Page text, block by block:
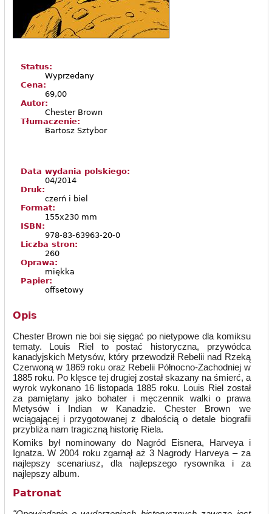
Status:
Wyprzedany
Cena:
69,00
Autor:
Chester Brown
Tłumaczenie:
Bartosz Sztybor
Data wydania polskiego:
04/2014
Druk:
czerń i biel
Format:
155x230 mm
ISBN:
978-83-63963-20-0
Liczba stron:
260
Oprawa:
miękka
Papier:
offsetowy
Opis
Chester Brown nie boi się sięgać po nietypowe dla komiksu
tematy. Louis Riel to postać historyczna, przywódca
kanadyjskich Metysów, który przewodził Rebelii nad Rzeką
Czerwoną w 1869 roku oraz Rebelii Północno-Zachodniej w
1885 roku. Po klęsce tej drugiej został skazany na śmierć, a
wyrok wykonano 16 listopada 1885 roku. Louis Riel został
za pamiętany jako bohater i męczennik walki o prawa
Metysów i Indian w Kanadzie. Chester Brown we
wciągającej i przygotowanej z dbałością o detale biografii
przybliża nam tragiczną historię Riela.
Komiks był nominowany do Nagród Eisnera, Harveya i
Ignatza. W 2004 roku zgarnął aż 3 Nagrody Harveya – za
najlepszy scenariusz, dla najlepszego rysownika i za
najlepszy album.
Patronat